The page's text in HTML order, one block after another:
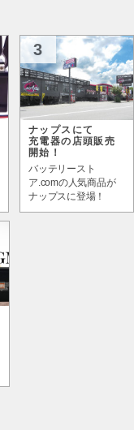
3
ナップスにて
充電器の店頭販売
開始！
バッテリースト
ア.comの人気商品が
ナップスに登場！